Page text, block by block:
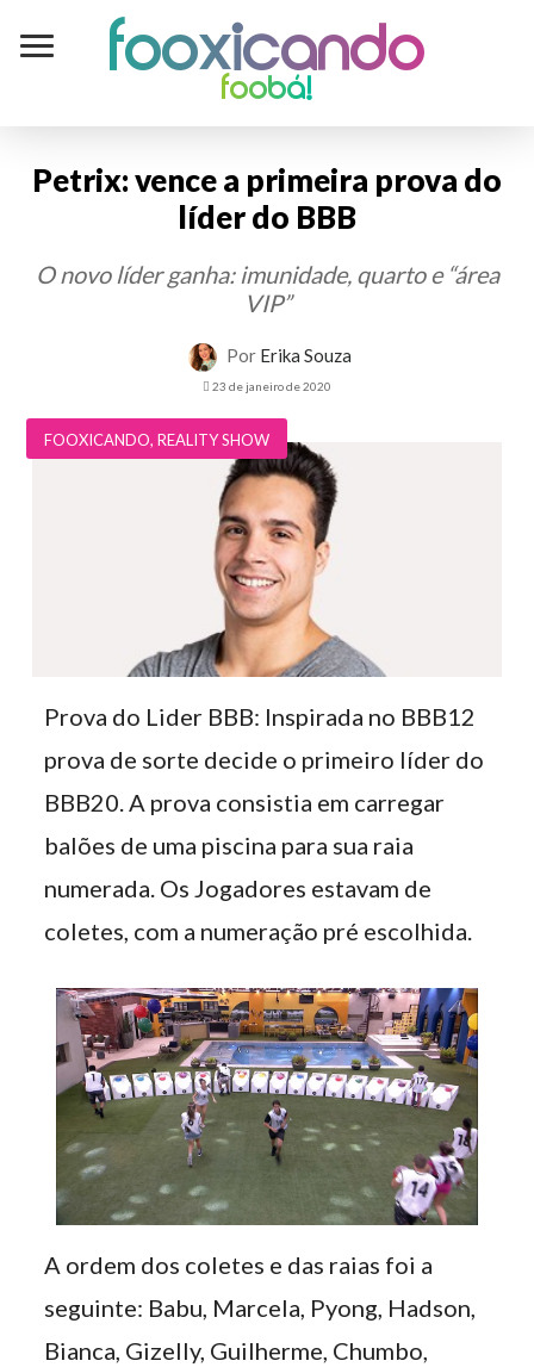
Fooxicando
foobá!
Petrix: vence a primeira prova do
líder do BBB
O novo líder ganha: imunidade, quarto e “área
VIP”
Por Erika Souza
23 de janeiro de 2020
FOOXICANDO,REALITY SHOW
Prova do Lider BBB: Inspirada no BBB12
prova de sorte decide o primeiro líder do
BBB20. A prova consistia em carregar
balões de uma piscina para sua raia
numerada. Os Jogadores estavam de
coletes, com a numeração pré escolhida.
A ordem dos coletes e das raias foi a
seguinte: Babu, Marcela, Pyong, Hadson,
Bianca, Gizelly, Guilherme, Chumbo,